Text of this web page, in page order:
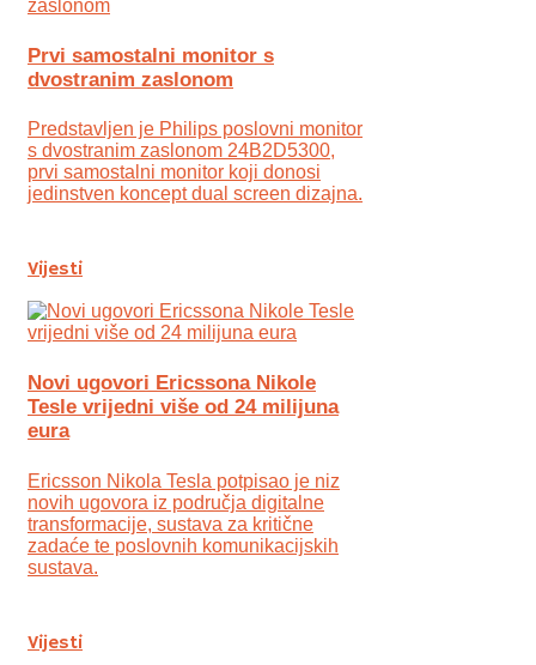
Prvi samostalni monitor s
dvostranim zaslonom
Predstavljen je Philips poslovni monitor
s dvostranim zaslonom 24B2D5300,
prvi samostalni monitor koji donosi
jedinstven koncept dual screen dizajna.
Vijesti
Novi ugovori Ericssona Nikole
Tesle vrijedni više od 24 milijuna
eura
Ericsson Nikola Tesla potpisao je niz
novih ugovora iz područja digitalne
transformacije, sustava za kritične
zadaće te poslovnih komunikacijskih
sustava.
Vijesti